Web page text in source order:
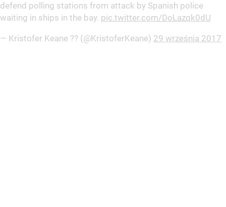
defend polling stations from attack by Spanish police
waiting in ships in the bay. pic.twitter.com/DoLazqk0dU
— Kristofer Keane ?? (@KristoferKeane) 29 września 2017